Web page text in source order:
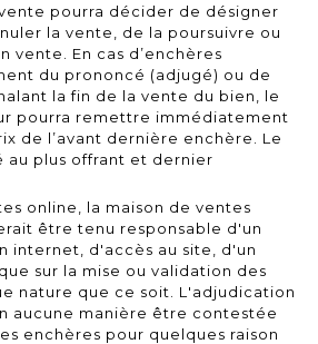
pourra décider de désigner
la vente, de la poursuivre ou
vente. En cas d’enchères
du prononcé (adjugé) ou de
la fin de la vente du bien, le
pourra remettre immédiatement
de l’avant dernière enchère. Le
au plus offrant et dernier
online, la maison de ventes
être tenu responsable d'un
internet, d'accès au site, d'un
sur la mise ou validation des
nature que ce soit. L'adjudication
aucune manière être contestée
enchères pour quelques raison